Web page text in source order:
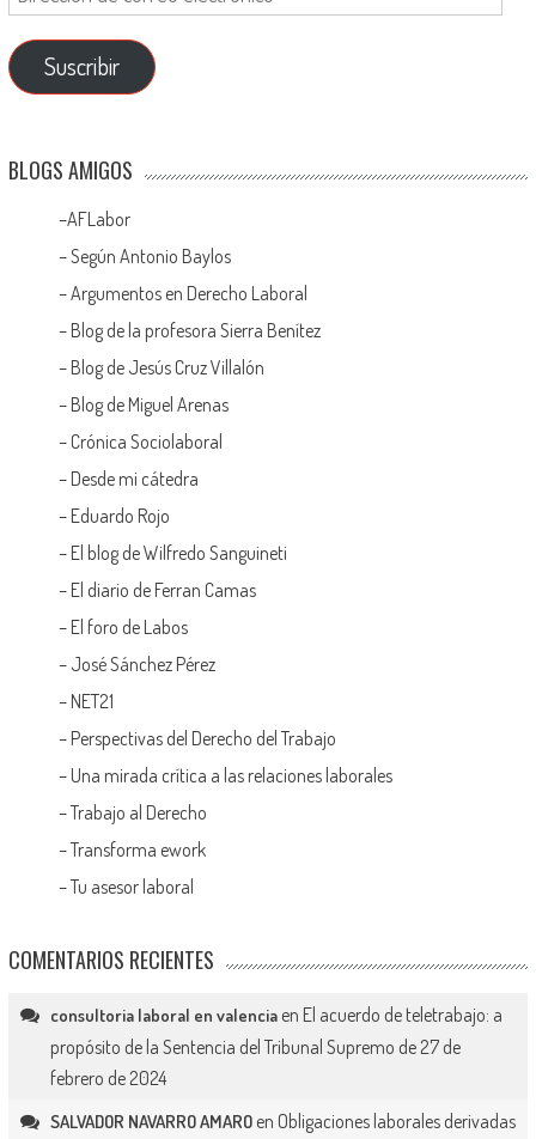
Suscribir
BLOGS AMIGOS
–AFLabor
– Según Antonio Baylos
–Argumentos en Derecho Laboral
– Blog de la profesora Sierra Benítez
– Blog de Jesús Cruz Villalón
– Blog de Miguel Arenas
– Crónica Sociolaboral
– Desde mi cátedra
– Eduardo Rojo
– El blog de Wilfredo Sanguineti
– El diario de Ferran Camas
– El foro de Labos
– José Sánchez Pérez
– NET21
– Perspectivas del Derecho del Trabajo
– Una mirada crítica a las relaciones laborales
–Trabajo al Derecho
–Transforma ework
–Tu asesor laboral
COMENTARIOS RECIENTES
consultoria laboral en valenciaen El acuerdo de teletrabajo: a
propósito de la Sentencia del Tribunal Supremo de 27 de
febrero de 2024
SALVADOR NAVARRO AMAROen Obligaciones laborales derivadas